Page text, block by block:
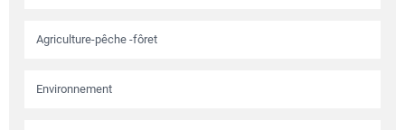
Agriculture-pêche -fôret
Environnement